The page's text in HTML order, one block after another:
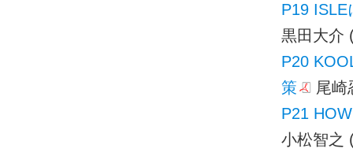
P19 ISLE
黒田大介
P20
策
尾崎
P21
小松智之